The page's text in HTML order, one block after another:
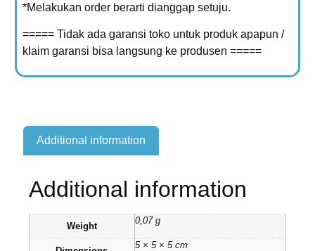
*Melakukan order berarti dianggap setuju.
===== Tidak ada garansi toko untuk produk apapun /
klaim garansi bisa langsung ke produsen =====
Additional information
Additional information
Weight
0,07 g
5 × 5 × 5 cm